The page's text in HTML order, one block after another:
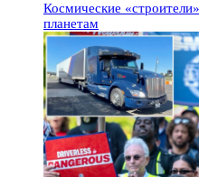
Космические
планетам